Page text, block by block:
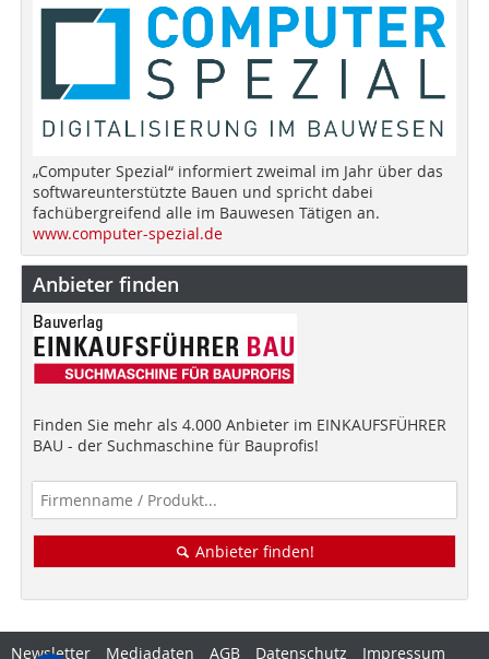
„Computer Spezial“ informiert zweimal im Jahr über das
softwareunterstützte Bauen und spricht dabei
fachübergreifend alle im Bauwesen Tätigen an.
www.computer-spezial.de
Anbieter finden
Finden Sie mehr als 4.000 Anbieter im EINKAUFSFÜHRER
BAU - der Suchmaschine für Bauprofis!
Anbieter finden!
Newsletter Mediadaten AGB Datenschutz Impressum